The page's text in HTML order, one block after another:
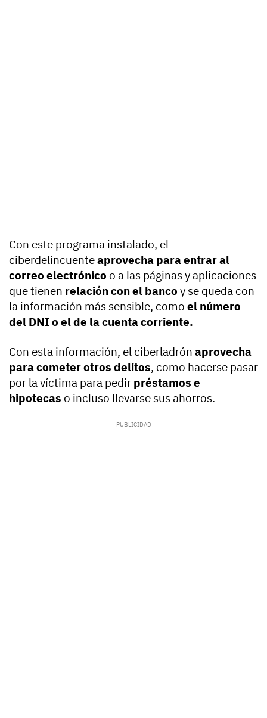
Con este programa instalado, el
ciberdelincuenteaprovecha para entrar al
correo electrónico o a las páginas y aplicaciones
que tienen relación con el banco y se queda con
la información más sensible, como el número
del DNI o el de la cuenta corriente.
Con esta información, el ciberladrón aprovecha
para cometer otros delitos, como hacerse pasar
por la víctima para pedir préstamos e
hipotecas o incluso llevarse sus ahorros.